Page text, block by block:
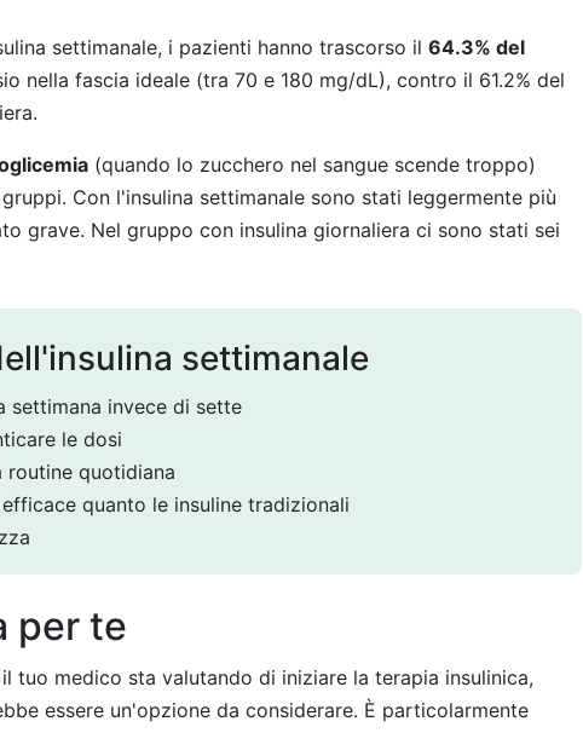
settimanale, i pazienti hanno trascorso il 64.3% del
nella fascia ideale (tra 70 e 180 mg/dL), contro il 61.2% del
(quando lo zucchero nel sangue scende troppo)
Con l'insulina settimanale sono stati leggermente più
grave. Nel gruppo con insulina giornaliera ci sono stati sei
settimanale
settimana invece di sette
le dosi
routine quotidiana
quanto le insuline tradizionali
per te
tuo medico sta valutando di iniziare la terapia insulinica,
essere un'opzione da considerare. È particolarmente